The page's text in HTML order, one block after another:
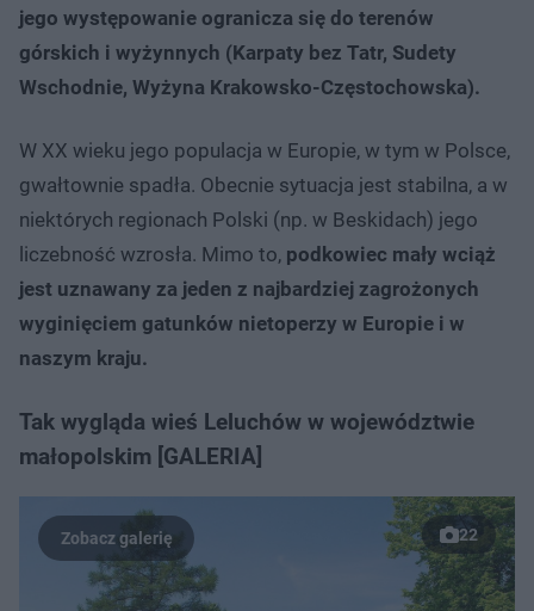
jego występowanie ogranicza się do terenów
górskich i wyżynnych (Karpaty bez Tatr, Sudety
Wschodnie, Wyżyna Krakowsko-Częstochowska).
W XX wieku jego populacja w Europie, w tym w Polsce,
gwałtownie spadła. Obecnie sytuacja jest stabilna, a w
niektórych regionach Polski (np. w Beskidach) jego
liczebność wzrosła. Mimo to, podkowiec mały wciąż
jest uznawany za jeden z najbardziej zagrożonych
wyginięciem gatunków nietoperzy w Europie i w
naszym kraju.
Tak wygląda wieś Leluchów w województwie
małopolskim [GALERIA]
22